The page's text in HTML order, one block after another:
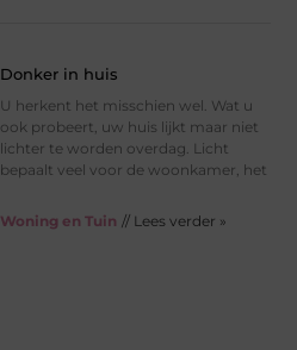
Donker in huis
U herkent het misschien wel. Wat u
ook probeert, uw huis lijkt maar niet
lichter te worden overdag. Licht
bepaalt veel voor de woonkamer, het
Woning en Tuin // Lees verder »